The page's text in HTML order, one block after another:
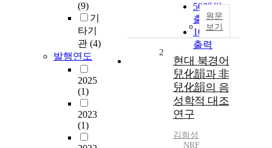
(9)
기
타기
관 (4)
발행연도
2025
(1)
2023
(1)
50개씩
출력
100개씩
출력
원문
보기
2
현대 북경어
兒化韻과 非
兒化韻의 음
성학적 대조
연구
김희성
NRF